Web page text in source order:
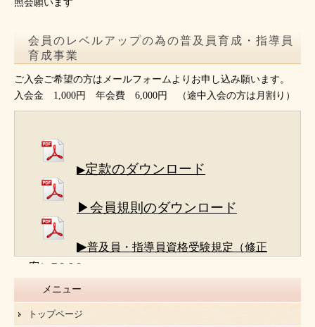
照会願います
会員のレベルアップの為の普及員育成・指導員
育成事業
ご入会ご希望の方はメールフォームよりお申し込み願います。
入会金 1,000円 年会費 6,000円 （途中入会の方は月割り）
▶定款のダウンロード
▶会員規則のダウンロード
▶普及員・指導員資格受験規定（修正
案）R8.6.8
メニュー
トップページ